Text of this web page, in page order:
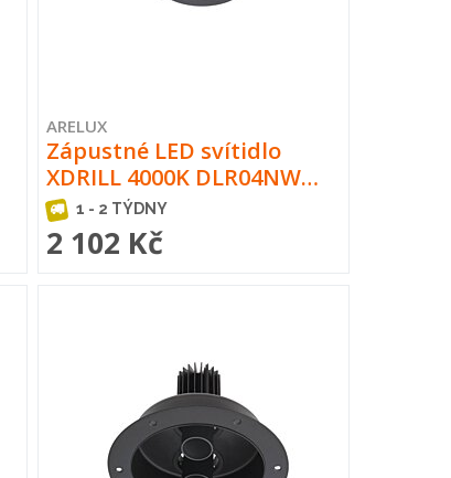
ARELUX
Zápustné LED svítidlo
XDRILL 4000K DLR04NW…
1 - 2 TÝDNY
2 102 Kč